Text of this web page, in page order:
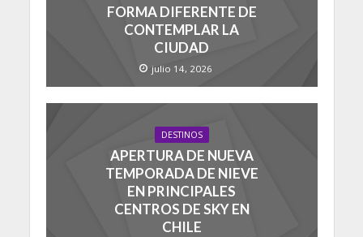
FORMA DIFERENTE DE
CONTEMPLAR LA
CIUDAD
julio 14, 2026
DESTINOS
APERTURA DE NUEVA
TEMPORADA DE NIEVE
EN PRINCIPALES
CENTROS DE SKY EN
CHILE